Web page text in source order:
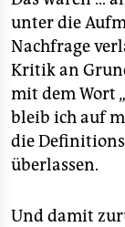
unter die
Nachfrage
Kritik an
mit dem Wort
bleib ich auf
die
überlassen.
Und damit